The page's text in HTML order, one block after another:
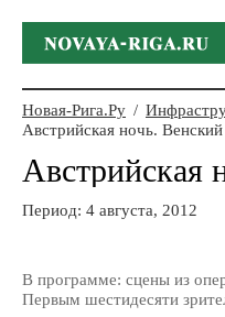
Новая-Рига.Ру /
Австрийская ночь.
Австрийская
Период: 4 августа, 2012
В программе: сцены из
Первым шестидесяти